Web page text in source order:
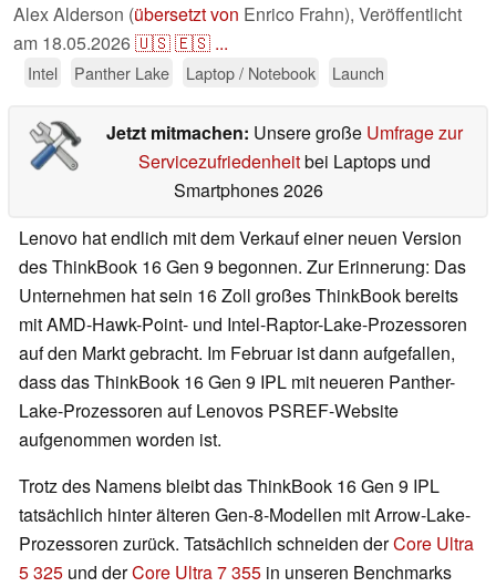
Alex Alderson (übersetzt von Enrico Frahn), Veröffentlicht
am 18.05.2026🇺🇸🇪🇸 ...
Intel Panther Lake Laptop / Notebook Launch
Jetzt mitmachen: Unsere große Umfrage zur
Servicezufriedenheitbei Laptops und
Smartphones 2026
Lenovo hat endlich mit dem Verkauf einer neuen Version
des ThinkBook 16 Gen 9 begonnen. Zur Erinnerung: Das
Unternehmen hat sein 16 Zoll großes ThinkBook bereits
mit AMD-Hawk-Point- und Intel-Raptor-Lake-Prozessoren
auf den Markt gebracht. Im Februar ist dann aufgefallen,
dass das ThinkBook 16 Gen 9 IPL mit neueren Panther-
Lake-Prozessoren auf Lenovos PSREF-Website
aufgenommen worden ist.
Trotz des Namens bleibt das ThinkBook 16 Gen 9 IPL
tatsächlich hinter älteren Gen-8-Modellen mit Arrow-Lake-
Prozessoren zurück. Tatsächlich schneiden derCore Ultra
5 325 und derCore Ultra 7 355 in unseren Benchmarks